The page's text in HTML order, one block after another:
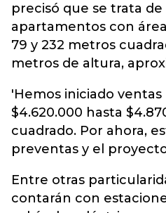
precisó que se trata
apartamentos con
79 y 232 metros
metros de altura,
'Hemos iniciado
$4.620.000 hasta
cuadrado. Por ahora,
preventas y el
Entre otras
contarán con